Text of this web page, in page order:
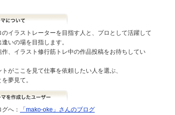
のイラストレーターを目指す人と、プロとして活躍して
いの場を目指します。
作、イラスト修行筋トレ中の作品投稿をお待ちしてい
トがここを見て仕事を依頼したい人を選ぶ、
夢見て。
へ：
「mako-oke」さんのブログ